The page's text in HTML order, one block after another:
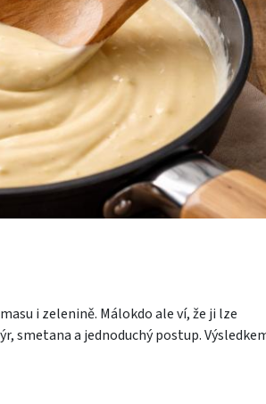
i zelenině. Málokdo ale ví, že ji lze
smetana a jednoduchý postup.